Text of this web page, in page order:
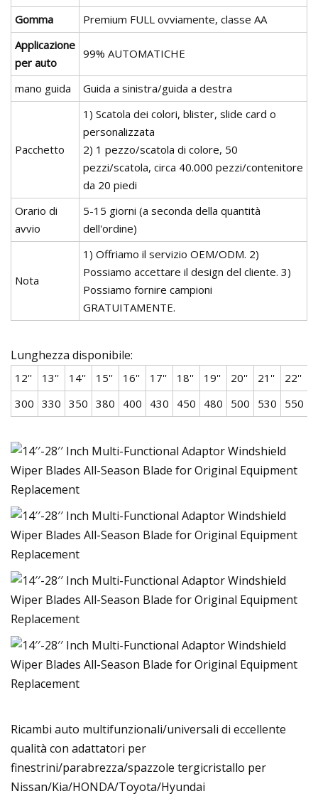
Gomma
Premium FULL ovviamente, classe AA
Applicazione
per auto
99% AUTOMATICHE
mano guida Guida a sinistra/guida a destra
Pacchetto
1) Scatola dei colori, blister, slide card o
personalizzata
2) 1 pezzo/scatola di colore, 50
pezzi/scatola, circa 40.000 pezzi/contenitore
da 20 piedi
Orario di
avvio
5-15 giorni (a seconda della quantità
dell'ordine)
Nota
1) Offriamo il servizio OEM/ODM. 2)
Possiamo accettare il design del cliente. 3)
Possiamo fornire campioni
GRATUITAMENTE.
Lunghezza disponibile:
12'' 13'' 14'' 15'' 16'' 17'' 18'' 19'' 20'' 21'' 22''
300 330 350 380 400 430 450 480 500 530 550
Ricambi auto multifunzionali/universali di eccellente
qualità con adattatori per
finestrini/parabrezza/spazzole tergicristallo per
Nissan/Kia/HONDA/Toyota/Hyundai